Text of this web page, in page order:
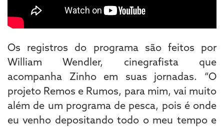
Os registros do programa são feitos por
William Wendler, cinegrafista que
acompanha Zinho em suas jornadas. “O
projeto Remos e Rumos, para mim, vai muito
além de um programa de pesca, pois é onde
eu venho depositando todo o meu tempo e